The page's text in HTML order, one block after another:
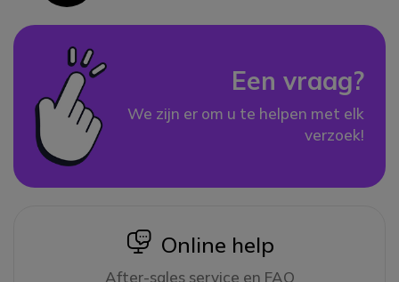
Een vraag?
We zijn er om u te helpen met elk
verzoek!
icon
Online help
After-sales service en FAQ